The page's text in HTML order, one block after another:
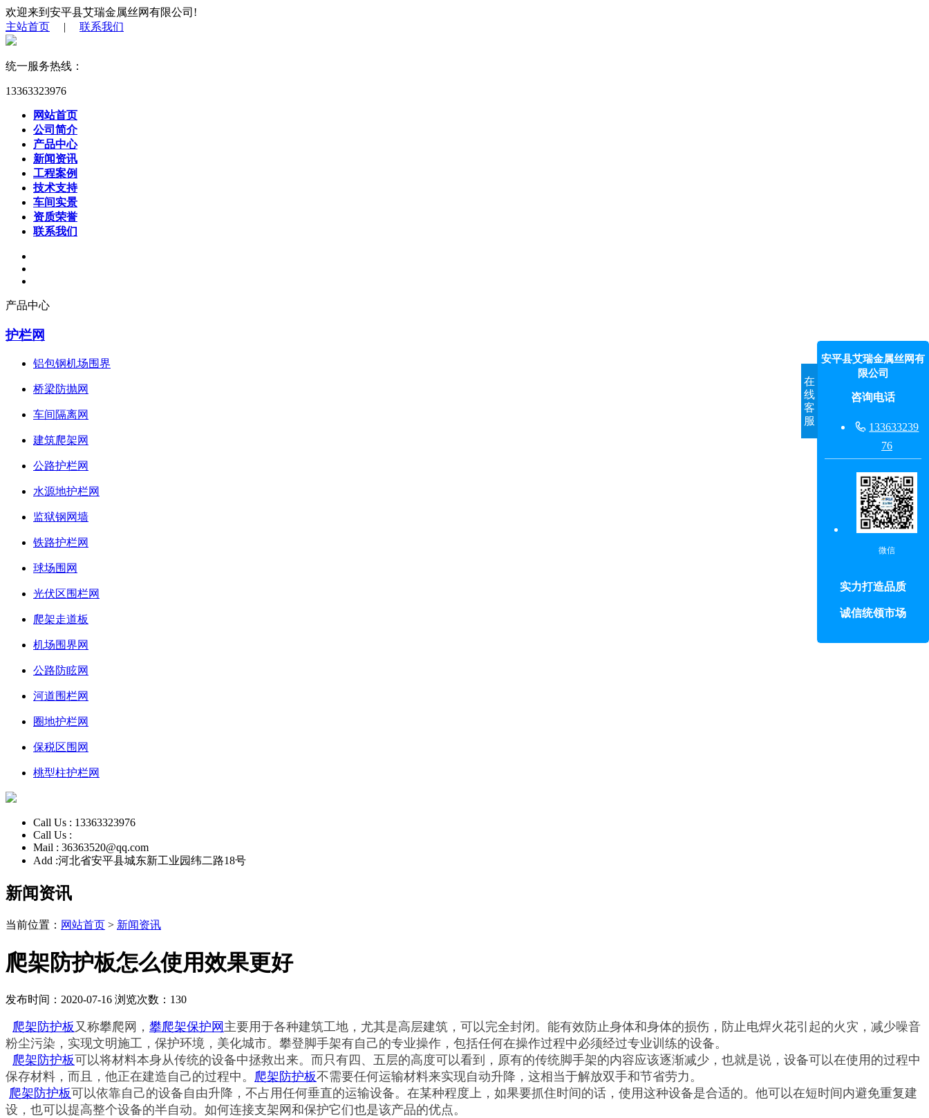
欢迎来到安平县艾瑞金属丝网有限公司!
主站首页 | 联系我们
统一服务热线：
13363323976
网站首页
公司简介
产品中心
新闻资讯
工程案例
技术支持
车间实景
资质荣誉
联系我们
产品中心
护栏网
铝包钢机场围界
桥梁防抛网
车间隔离网
建筑爬架网
公路护栏网
水源地护栏网
监狱钢网墙
铁路护栏网
球场围网
光伏区围栏网
爬架走道板
机场围界网
公路防眩网
河道围栏网
圈地护栏网
保税区围网
桃型柱护栏网
Call Us : 13363323976
Call Us :
Mail : 36363520@qq.com
Add :河北省安平县城东新工业园纬二路18号
新闻资讯
当前位置： 网站首页 > 新闻资讯
爬架防护板怎么使用效果更好
发布时间：2020-07-16 浏览次数： 130
爬架防护板 又称攀爬网， 攀爬架保护网 主要用于各种建筑工地，尤其是高层建筑，可以完全封闭。能有效防止身体和身体的损伤，防止电焊火花引起的火灾，减少噪音
粉尘污染，实现文明施工，保护环境，美化城市。攀登脚手架有自己的专业操作，包括任何在操作过程中必须经过专业训练的设备。
爬架防护板可以将材料本身从传统的设备中拯救出来。而只有四、五层的高度可以看到，原有的传统脚手架的内容应该逐渐减少，也就是说，设备可以在使用的过程中
保存材料，而且，他正在建造自己的过程中。 爬架防护板不需要任何运输材料来实现自动升降，这相当于解放双手和节省劳力。
爬架防护板可以依靠自己的设备自由升降，不占用任何垂直的运输设备。在某种程度上，如果要抓住时间的话，使用这种设备是合适的。他可以在短时间内避免重复建
设，也可以提高整个设备的半自动。如何连接支架网和保护它们也是该产品的优点。
在
线
客
服
安平县艾瑞金属丝网有
限公司
咨询电话
 133633239
76
微信
实力打造品质
诚信统领市场